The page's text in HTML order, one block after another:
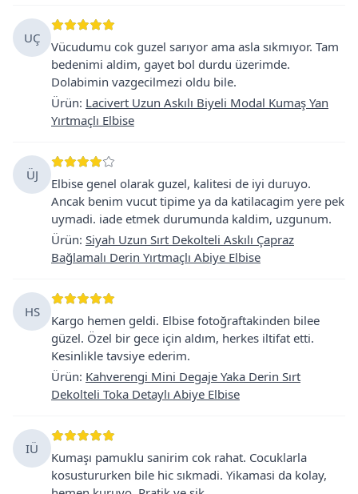
UÇ
Vücudumu cok guzel sarıyor ama asla sıkmıyor. Tam
bedenimi aldim, gayet bol durdu üzerimde.
Dolabimin vazgecilmezi oldu bile.
Ürün: Lacivert Uzun Askılı Biyeli Modal Kumaş Yan
Yırtmaçlı Elbise
ÜJ
Elbise genel olarak guzel, kalitesi de iyi duruyo.
Ancak benim vucut tipime ya da katilacagim yere pek
uymadi. iade etmek durumunda kaldim, uzgunum.
Ürün: Siyah Uzun Sırt Dekolteli Askılı Çapraz
Bağlamalı Derin Yırtmaçlı Abiye Elbise
HS
Kargo hemen geldi. Elbise fotoğraftakinden bilee
güzel. Özel bir gece için aldım, herkes iltifat etti.
Kesinlikle tavsiye ederim.
Ürün: Kahverengi Mini Degaje Yaka Derin Sırt
Dekolteli Toka Detaylı Abiye Elbise
IÜ
Kumaşı pamuklu sanirim cok rahat. Cocuklarla
kosustururken bile hic sıkmadi. Yikamasi da kolay,